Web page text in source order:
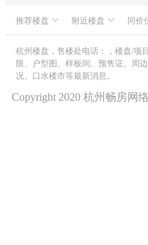
推荐楼盘 附近楼盘 同价
众安IOC潮悦公馆 中融蓝城
朗诗溪涧雅庐
中家德玺尚座
滨江揽云锦绣里
天阳尚景国际
中粮杭州大悦城
滨江万潮星汇
九龙仓华发天荟
昆仑公馆
万银国际总裁飞行公馆
滨润锦翠城
山水颐萃别院
绿城・湖栖云庐
滨运映翠湾
杭州楼盘，售楼处电话：，楼盘/项
限、户型图、样板间、预售证、周
况、口水楼市等最新消息。
Copyright 2020 杭州畅房网